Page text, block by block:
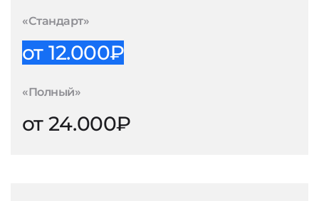
«Стандарт»
от 12.000₽
«Полный»
от 24.000₽